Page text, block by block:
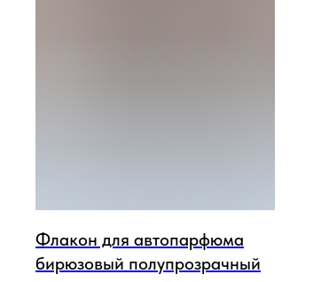
Флакон для автопарфюма
бирюзовый полупрозрачный